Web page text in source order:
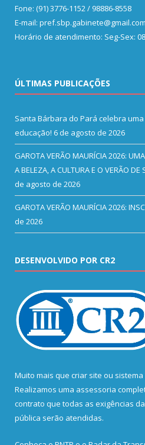
Fone: (91) 3776-1152 / 98886-8558
E-mail: pref.sbp.gabinete@gmail.com
Horário de atendimento: Seg-Sex:
ÚLTIMAS PUBLICAÇÕES
Santa Bárbara do Pará celebra
educação! 6 de agosto de 2026
GAROTA VERÃO MAURÍCIA 2026:
A BELEZA, A CULTURA E O VERÃO
de agosto de 2026
GAROTA VERÃO MAURÍCIA 2026:
de 2026
DESENVOLVIDO POR CR2
Muito mais que criar site ou
Realizamos uma assessoria
contrato que todas as exigências
pública serão atendidas.